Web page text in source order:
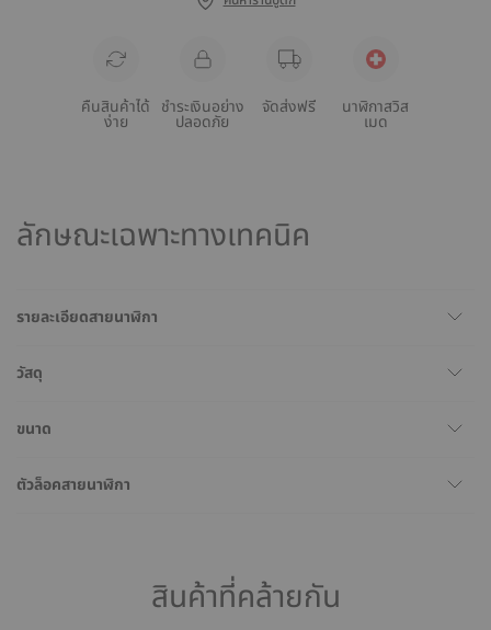
คืนสินค้าได้
ง่าย
ชำระเงินอย่าง
ปลอดภัย
จัดส่งฟรี นาฬิกาสวิส
เมด
ลักษณะเฉพาะทางเทคนิค
รายละเอียดสายนาฬิกา
วัสดุ
ขนาด
ตัวล็อคสายนาฬิกา
สินค้าที่คล้ายกัน